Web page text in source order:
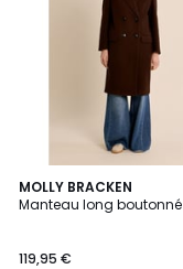
MOLLY BRACKEN
Manteau long boutonné
119,95 €